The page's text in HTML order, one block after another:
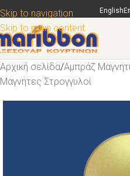
Skip to navigation
Skip to main content
English
Αρχική σελίδα/Αμπράζ
Μαγνήτες Στρογγυλοί